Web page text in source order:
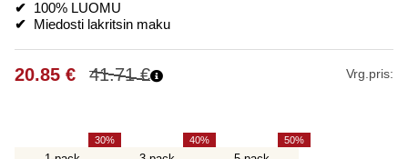
✔ 100% LUOMU
✔ Miedosti lakritsin maku
41.71€
20.85 € Vrg.pris:
30 40 50